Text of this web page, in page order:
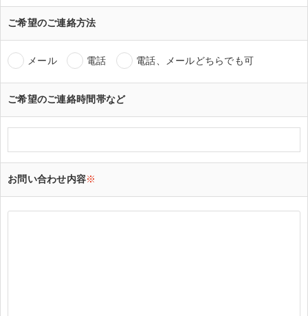
ご希望のご連絡方法
メール 電話 電話、メールどちらでも可
ご希望のご連絡時間帯など
お問い合わせ内容※